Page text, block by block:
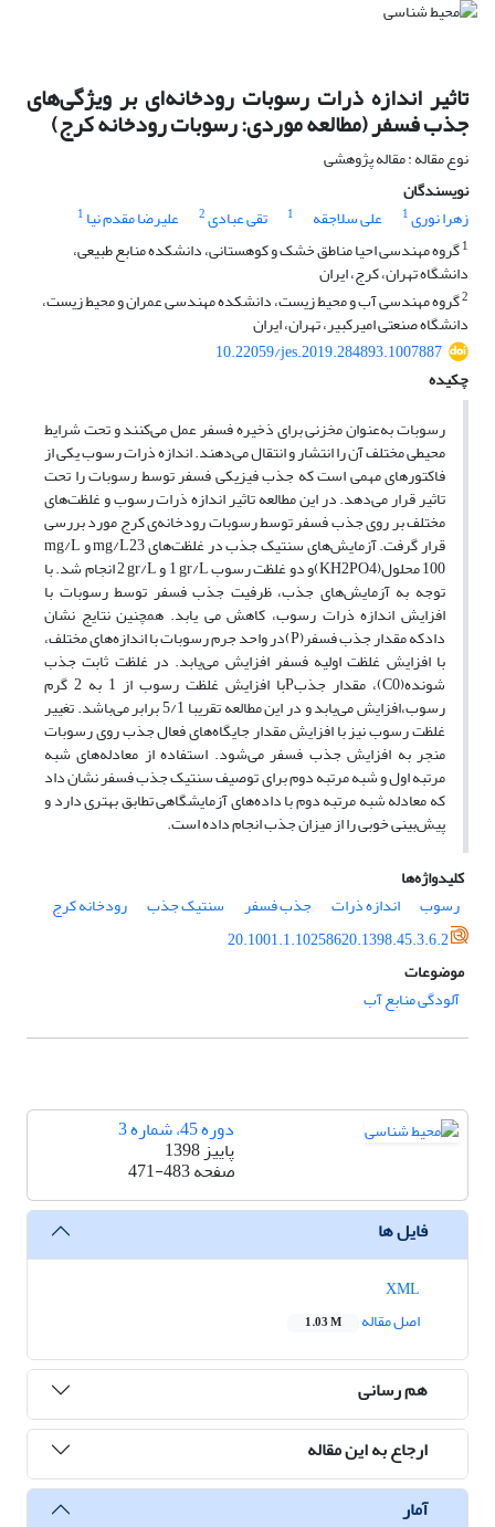
تاثیر اندازه ذرات رسوبات رودخانه‌ای بر ویژگی‌های
جذب فسفر (مطالعه ‏موردی: رسوبات رودخانه کرج)‏
نوع مقاله : مقاله پژوهشی
نویسندگان
زهرا نوری1 علی سلاجقه 1 تقی عبادی2 علیرضا مقدم نیا 1
1گروه مهندسی احیا مناطق خشک و کوهستانی، دانشکده منابع طبیعی،
دانشگاه تهران، کرج، ایران
2گروه مهندسی آب و محیط زیست، دانشکده مهندسی عمران و محیط زیست،
دانشگاه صنعتی امیرکبیر، تهران، ایران
10.22059/jes.2019.284893.1007887
چکیده
رسوبات به‌عنوان مخزنی برای ذخیره فسفر ‏عمل می‌کنند و تحت شرایط
محیطی مختلف آن را انتشار و انتقال می‌دهند. اندازه ذرات رسوب یکی از
فاکتورهای مهمی است که جذب فیزیکی ‏فسفر توسط رسوبات را تحت
تاثیر قرار می‌دهد. در این مطالعه تاثیر اندازه ذرات رسوب و غلظت‌های
مختلف بر روی جذب فسفر توسط رسوبات ‏رودخانه‌ی کرج مورد بررسی
100 محلول(‏KH2PO4‎‏)و دو غلظت رسوب ‏gr/L‏ 1 و ‏gr/L‏ 2 انجام شد. با
توجه به آزمایش‌های جذب، ظرفیت جذب فسفر توسط رسوبات با
افزایش اندازه ‏ذرات رسوب، کاهش می یابد. همچنین نتایج نشان
دادکه مقدار جذب فسفر(‏P‏)در واحد جرم رسوبات با اندازه‌های مختلف،
با افزایش غلظت اولیه ‏فسفر افزایش می‌یابد. در غلظت ثابت جذب
شونده(‏C0‎‏)، مقدار جذبP‏با افزایش غلظت رسوب از 1 به 2 گرم
رسوب،افزایش می‌یابد و در این مطالعه ‏تقریبا 5/1 برابر می‌باشد. تغییر
غلظت رسوب نیز با افزایش مقدار جایگاه‌های فعال جذب روی رسوبات
منجر به افزایش جذب فسفر می‌شود. استفاده از ‏معادله‌های شبه
مرتبه اول و شبه مرتبه دوم برای توصیف سنتیک جذب فسفر نشان داد
که معادله شبه مرتبه دوم با داده‌های آزمایشگاهی تطابق ‏بهتری دارد و
پیش‌بینی خوبی را از میزان جذب انجام داده است. ‏
کلیدواژه‌ها
رسوب
اندازه ذرات جذب فسفر سنتیک جذب
رودخانه کرج
20.1001.1.10258620.1398.45.3.6.2
موضوعات
آلودگی منابع آب
دوره 45، شماره 3
پاییز 1398
صفحه471-483
فایل ها
اصل مقاله
1.03 M
هم رسانی
ارجاع به این مقاله
آمار